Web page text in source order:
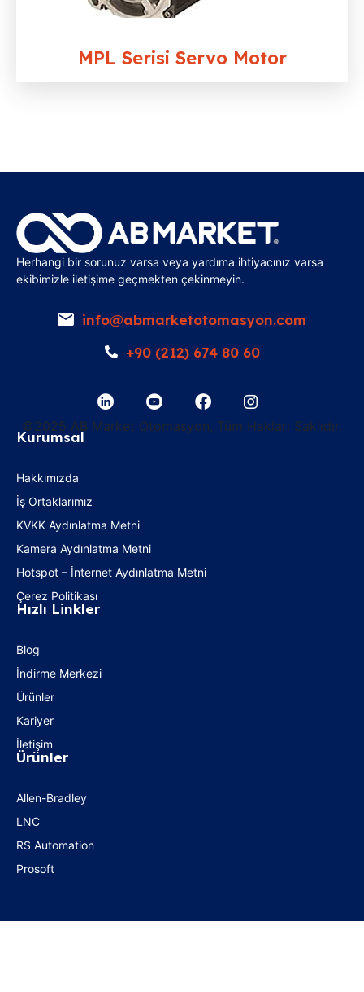
MPL Serisi Servo Motor
Herhangi bir sorunuz varsa veya yardıma ihtiyacınız varsa
ekibimizle iletişime geçmekten çekinmeyin.
info@abmarketotomasyon.com
+90 (212) 674 80 60
©2025 AB Market Otomasyon, Tüm Hakları Saklıdır.
Kurumsal
Hakkımızda
İş Ortaklarımız
KVKK Aydınlatma Metni
Kamera Aydınlatma Metni
Hotspot – İnternet Aydınlatma Metni
Çerez Politikası
Hızlı Linkler
Blog
İndirme Merkezi
Ürünler
Kariyer
İletişim
Ürünler
Allen-Bradley
LNC
RS Automation
Prosoft